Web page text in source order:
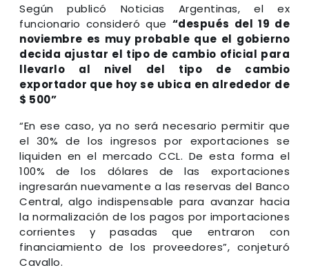
Según publicó Noticias Argentinas, el ex
funcionario consideró que “después del 19 de
noviembre es muy probable que el gobierno
decida ajustar el tipo de cambio oficial para
llevarlo al nivel del tipo de cambio
exportador que hoy se ubica en alrededor de
$ 500”
“En ese caso, ya no será necesario permitir que
el 30% de los ingresos por exportaciones se
liquiden en el mercado CCL. De esta forma el
100% de los dólares de las exportaciones
ingresarán nuevamente a las reservas del Banco
Central, algo indispensable para avanzar hacia
la normalización de los pagos por importaciones
corrientes y pasadas que entraron con
financiamiento de los proveedores”, conjeturó
Cavallo.